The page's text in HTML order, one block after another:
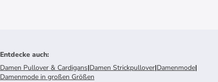
Entdecke auch:
Damen Pullover & Cardigans|Damen Strickpullover|Damenmode|
Damenmode in großen Größen